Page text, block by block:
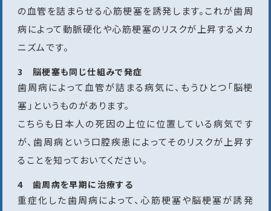
の血管を詰まらせる心筋梗塞を誘発します。これが歯周
病によって動脈硬化や心筋梗塞のリスクが上昇するメカ
ニズムです。
3 脳梗塞も同じ仕組みで発症
歯周病によって血管が詰まる病気に、もうひとつ「脳梗
塞」というものがあります。
こちらも日本人の死因の上位に位置している病気です
が、歯周病という口腔疾患によってそのリスクが上昇す
ることを知っておいてください。
4 歯周病を早期に治療する
重症化した歯周病によって、心筋梗塞や脳梗塞が誘発